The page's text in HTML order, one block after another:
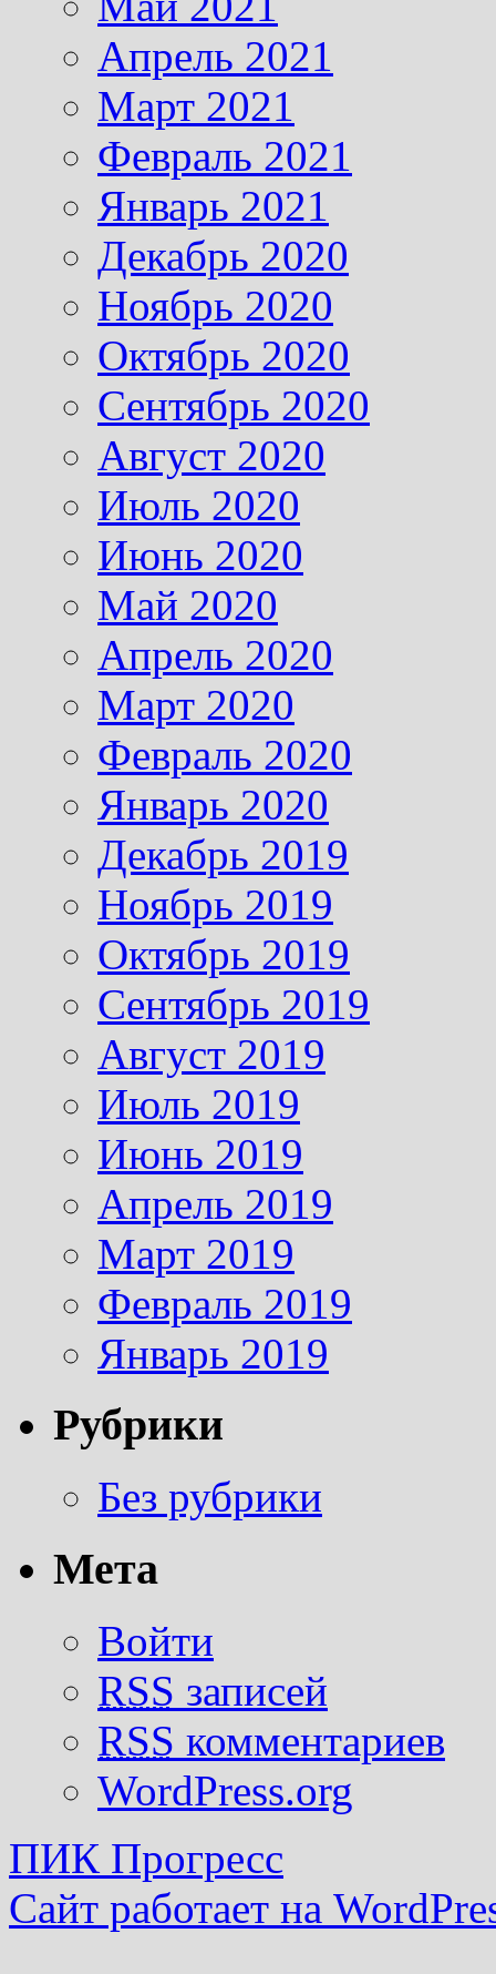
Апрель 2021
Март 2021
Февраль 2021
Январь 2021
Декабрь 2020
Ноябрь 2020
Октябрь 2020
Сентябрь 2020
Август 2020
Июль 2020
Июнь 2020
Май 2020
Апрель 2020
Март 2020
Февраль 2020
Январь 2020
Декабрь 2019
Ноябрь 2019
Октябрь 2019
Сентябрь 2019
Август 2019
Июль 2019
Июнь 2019
Апрель 2019
Март 2019
Февраль 2019
Январь 2019
Рубрики
Без рубрики
Мета
Войти
RSS записей
RSS комментариев
WordPress.org
ПИК Прогресс
Сайт работает на